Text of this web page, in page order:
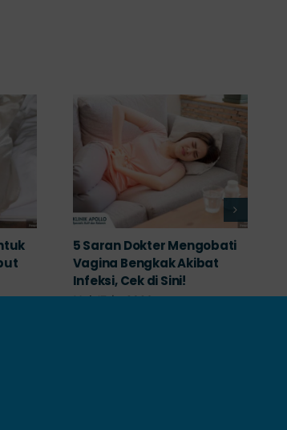
5 Saran Dokter Mengobati
Vagina Bengkak Akibat
Infeksi, Cek di Sini!
Mei 17th, 2026